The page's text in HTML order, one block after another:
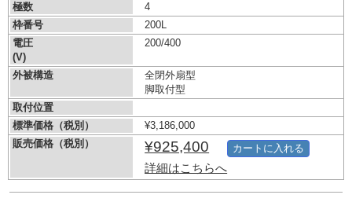
極数
4
枠番号
200L
電圧
(V)
200/400
外被構造
全閉外扇型
脚取付型
取付位置
標準価格（税別）
¥3,186,000
販売価格（税別）
¥925,400
詳細はこちらへ
カートに入れる